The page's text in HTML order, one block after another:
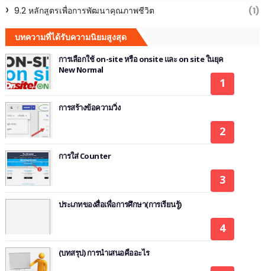
9.2 หลักสูตรเพื่อการพัฒนาคุณภาพชีวิต
(1)
บทความที่ได้รับความนิยมสูงสุด
การเลือกใช้ on-site หรือ onsite และ on site ในยุค
New Normal
การสร้างข้อความวิ่ง
การใส่ Counter
ประเภทของสื่อเพื่อการศึกษา(การเรียนรู้)
(บทสรุป) การนำเสนอคืออะไร